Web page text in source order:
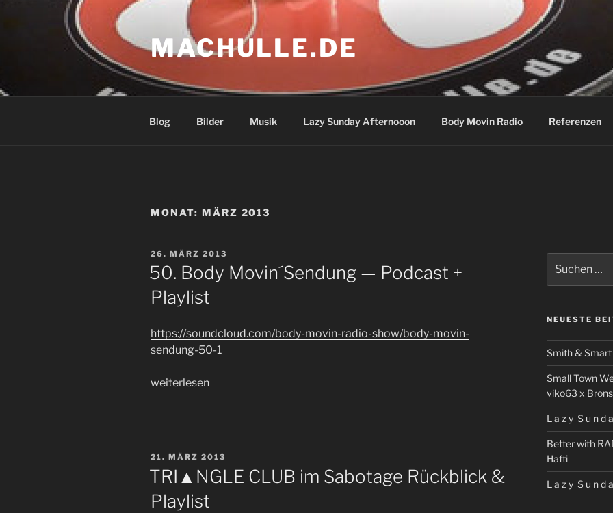
MACHULLE.DE
Blog Bilder Musik Lazy Sunday Afternooon Body Movin Radio Referenzen
MONAT: MÄRZ 2013
VERÖFFENTLICHT
AM
26. MÄRZ 2013
50. Body Movin´Sendung — Podcast +
Playlist
https://soundcloud.com/body-movin-radio-show/body-movin-
sendung-50-1
„50.
Podcast
+
Playlist“
weiterlesen
VERÖFFENTLICHT
21. MÄRZ 2013
TRI▲NGLE CLUB im Sabotage Rückblick &
Playlist
nach:
NEUESTE
Smith & Smart
Small Town
viko63 x
L a z y S u n d
Better with
Hafti
L a z y S u n d